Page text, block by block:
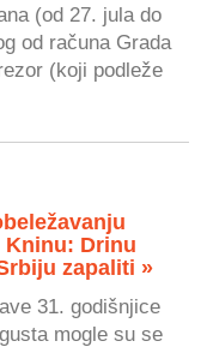
(od 27. jula do
od računa Grada
(koji podleže
Drinu
zapaliti »
31. godišnjice
mogle su se